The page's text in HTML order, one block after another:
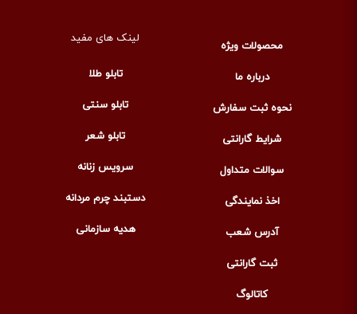
محصولات ویژه
درباره ما
نحوه ثبت سفارش
شرایط گارانتی
سوالات متداول
اخذ نمایندگی
آدرس شعب
ثبت گارانتی
کاتالوگ
لینک های مفید
تابلو طلا
تابلو سنتی
تابلو شعر
سرویس زنانه
دستبند چرم مردانه
هدیه سازمانی